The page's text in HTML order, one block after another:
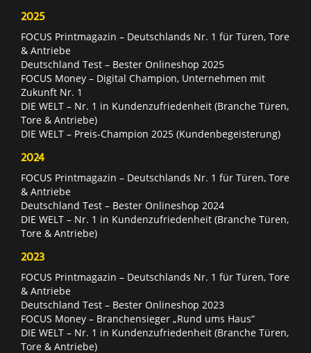
2025
FOCUS Printmagazin – Deutschlands Nr. 1 für Türen, Tore
& Antriebe
Deutschland Test – Bester Onlineshop 2025
FOCUS Money – Digital Champion, Unternehmen mit
Zukunft Nr. 1
DIE WELT – Nr. 1 in Kundenzufriedenheit (Branche Türen,
Tore & Antriebe)
DIE WELT – Preis-Champion 2025 (Kundenbegeisterung)
2024
FOCUS Printmagazin – Deutschlands Nr. 1 für Türen, Tore
& Antriebe
Deutschland Test – Bester Onlineshop 2024
DIE WELT – Nr. 1 in Kundenzufriedenheit (Branche Türen,
Tore & Antriebe)
2023
FOCUS Printmagazin – Deutschlands Nr. 1 für Türen, Tore
& Antriebe
Deutschland Test – Bester Onlineshop 2023
FOCUS Money – Branchensieger „Rund ums Haus“
DIE WELT – Nr. 1 in Kundenzufriedenheit (Branche Türen,
Tore & Antriebe)